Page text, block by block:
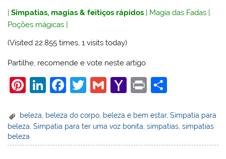
|Simpatias, magias & feitiços rápidos | Magia das Fadas |
Poções mágicas |
(Visited 22.855 times, 1 visits today)
Partilhe, recomende e vote neste artigo
Pi
er
e
st
Li
k
e
dI
F
c
e
b
T
itt
er
G
ai
l
Y
h
o
o
Pr
t
ar
e
beleza, beleza do corpo, beleza e bem estar,Simpatia para
beleza ,Simpatia para ter uma voz bonita ,simpatias ,simpatias
beleza